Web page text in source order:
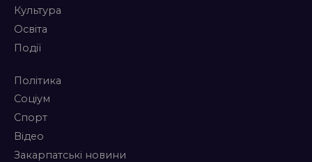
Культура
Освіта
Події
Політика
Соціум
Спорт
Відео
Закарпатські новини